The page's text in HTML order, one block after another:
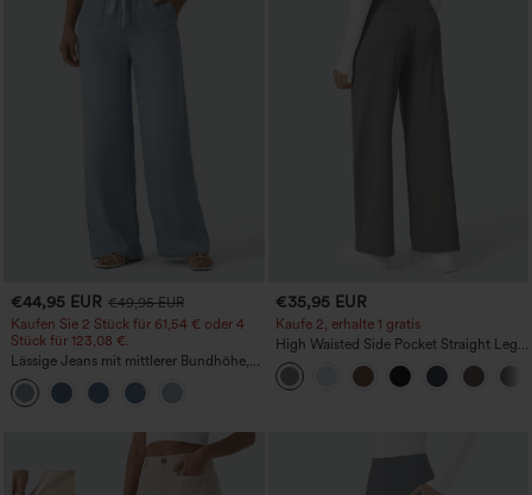
€44,95 EUR €49,95 EUR
Kaufen Sie 2 Stück für 61,54 € oder 4
Stück für 123,08 €.
Lässige Jeans mit mittlerer Bundhöhe,
Kordelzug und Taschen
€35,95 EUR
Kaufe 2, erhalte 1 gratis
High Waisted Side Pocket Straight Leg
Work Pants